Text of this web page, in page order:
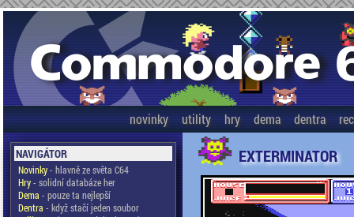
novinky utility hry dema dentra
NAVIGÁTOR
Novinky- hlavně ze světa C64
Hry- solidní databáze her
Dema - pouze ta nejlepší
Dentra - když stačí jeden soubor
EXTERMINATOR